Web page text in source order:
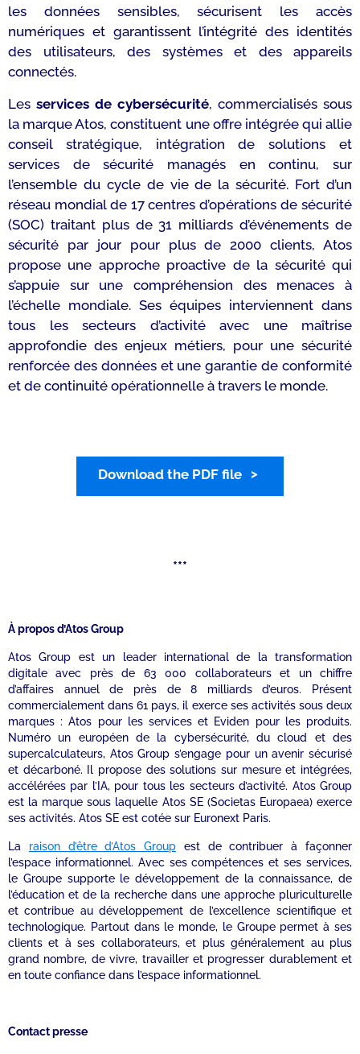
les données sensibles, sécurisent les accès
numériques et garantissent l’intégrité des identités
des utilisateurs, des systèmes et des appareils
connectés.
Les services de cybersécurité, commercialisés sous
la marque Atos, constituent une offre intégrée qui allie
conseil stratégique, intégration de solutions et
services de sécurité managés en continu, sur
l’ensemble du cycle de vie de la sécurité. Fort d’un
réseau mondial de 17 centres d’opérations de sécurité
(SOC) traitant plus de 31 milliards d’événements de
sécurité par jour pour plus de 2000 clients, Atos
propose une approche proactive de la sécurité qui
s’appuie sur une compréhension des menaces à
l’échelle mondiale. Ses équipes interviennent dans
tous les secteurs d’activité avec une maîtrise
approfondie des enjeux métiers, pour une sécurité
renforcée des données et une garantie de conformité
et de continuité opérationnelle à travers le monde.
Download the PDF file
***
À propos d’Atos Group
Atos Group est un leader international de la transformation
digitale avec près de 63 000 collaborateurs et un chiffre
d’affaires annuel de près de 8 milliards d’euros. Présent
commercialement dans 61 pays, il exerce ses activités sous deux
marques : Atos pour les services et Eviden pour les produits.
Numéro un européen de la cybersécurité, du cloud et des
supercalculateurs, Atos Group s’engage pour un avenir sécurisé
et décarboné. Il propose des solutions sur mesure et intégrées,
accélérées par l’IA, pour tous les secteurs d’activité. Atos Group
est la marque sous laquelle Atos SE (Societas Europaea) exerce
ses activités. Atos SE est cotée sur Euronext Paris.
La raison d’être d’Atos Group est de contribuer à façonner
l’espace informationnel. Avec ses compétences et ses services,
le Groupe supporte le développement de la connaissance, de
l’éducation et de la recherche dans une approche pluriculturelle
et contribue au développement de l’excellence scientifique et
technologique. Partout dans le monde, le Groupe permet à ses
clients et à ses collaborateurs, et plus généralement au plus
grand nombre, de vivre, travailler et progresser durablement et
en toute confiance dans l’espace informationnel.
Contact presse